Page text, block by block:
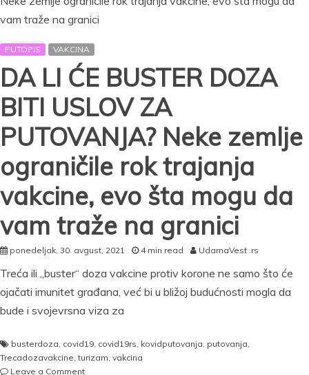
vik
na
i
reprezentacije
Srbije
na
Marakani
PUTOPIS VAKCINA
DA LI ĆE BUSTER DOZA
BITI USLOV ZA
PUTOVANJA? Neke zemlje
ograničile rok trajanja
vakcine, evo šta mogu da
vam traže na granici
ponedeljak, 30. avgust, 2021 4 min read UdarnaVest .rs
Treća ili „buster“ doza vakcine protiv korone ne samo što će
ojačati imunitet građana, već bi u bližoj budućnosti mogla da
bude i svojevrsna viza za
busterdoza covid19 covid19rs kovidputovanja putovanja
Trecadozavakcine ,turizam vakcina
Leave a Commenton